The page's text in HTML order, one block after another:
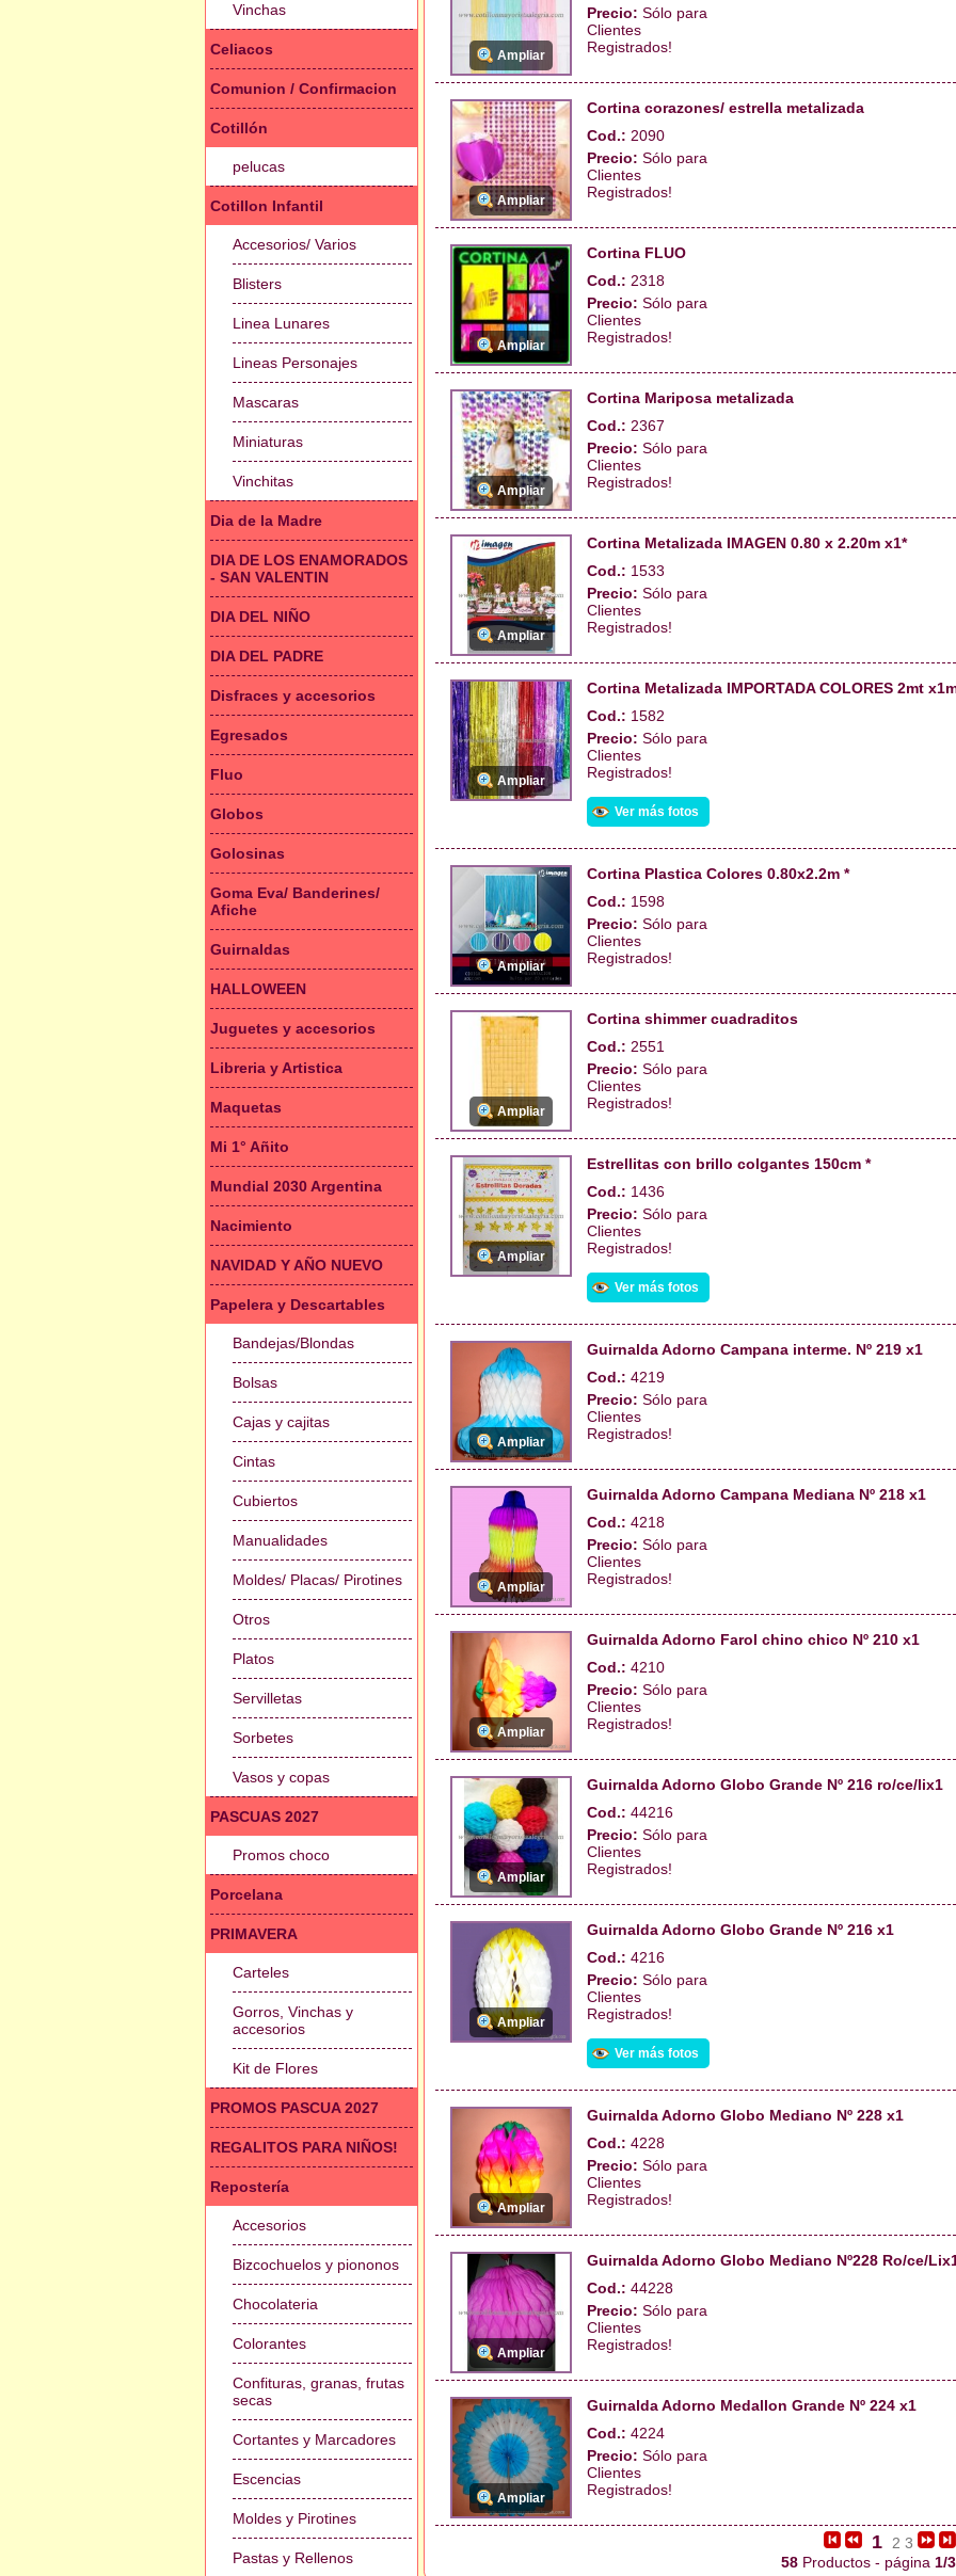
Vinchas
Celiacos
Comunion / Confirmacion
Cotillón
pelucas
Cotillon Infantil
Accesorios/ Varios
Blisters
Linea Lunares
Lineas Personajes
Mascaras
Miniaturas
Vinchitas
Dia de la Madre
DIA DE LOS ENAMORADOS
- SAN VALENTIN
DIA DEL NIÑO
DIA DEL PADRE
Disfraces y accesorios
Egresados
Fluo
Globos
Golosinas
Goma Eva/ Banderines/
Afiche
Guirnaldas
HALLOWEEN
Juguetes y accesorios
Libreria y Artistica
Maquetas
Mi 1° Añito
Mundial 2030 Argentina
Nacimiento
NAVIDAD Y AÑO NUEVO
Papelera y Descartables
Bandejas/Blondas
Bolsas
Cajas y cajitas
Cintas
Cubiertos
Manualidades
Moldes/ Placas/ Pirotines
Otros
Platos
Servilletas
Sorbetes
Vasos y copas
PASCUAS 2027
Promos choco
Porcelana
PRIMAVERA
Carteles
Gorros, Vinchas y
accesorios
Kit de Flores
PROMOS PASCUA 2027
REGALITOS PARA NIÑOS!
Repostería
Accesorios
Bizcochuelos y piononos
Chocolateria
Colorantes
Confituras, granas, frutas
secas
Cortantes y Marcadores
Escencias
Moldes y Pirotines
Pastas y Rellenos
Ampliar
Precio: Sólo para
Clientes
Registrados!
Ampliar
Cortina corazones/ estrella metalizada
Cod.: 2090
Precio: Sólo para
Clientes
Registrados!
Ampliar
Cortina FLUO
Cod.: 2318
Precio: Sólo para
Clientes
Registrados!
Ampliar
Cortina Mariposa metalizada
Cod.: 2367
Precio: Sólo para
Clientes
Registrados!
Ampliar
Cortina Metalizada IMAGEN 0.80 x 2.20m x1*
Cod.: 1533
Precio: Sólo para
Clientes
Registrados!
Ampliar
Cortina Metalizada IMPORTADA COLORES 2mt
Cod.: 1582
Precio: Sólo para
Clientes
Registrados!
Ver más fotos
Ampliar
Cortina Plastica Colores 0.80x2.2m *
Cod.: 1598
Precio: Sólo para
Clientes
Registrados!
Ampliar
Cortina shimmer cuadraditos
Cod.: 2551
Precio: Sólo para
Clientes
Registrados!
Ampliar
Estrellitas con brillo colgantes 150cm *
Cod.: 1436
Precio: Sólo para
Clientes
Registrados!
Ver más fotos
Ampliar
Guirnalda Adorno Campana interme. Nº 219 x1
Cod.: 4219
Precio: Sólo para
Clientes
Registrados!
Ampliar
Guirnalda Adorno Campana Mediana Nº 218 x1
Cod.: 4218
Precio: Sólo para
Clientes
Registrados!
Ampliar
Guirnalda Adorno Farol chino chico Nº 210 x1
Cod.: 4210
Precio: Sólo para
Clientes
Registrados!
Ampliar
Guirnalda Adorno Globo Grande Nº 216 ro/ce/lix1
Cod.: 44216
Precio: Sólo para
Clientes
Registrados!
Ampliar
Guirnalda Adorno Globo Grande Nº 216 x1
Cod.: 4216
Precio: Sólo para
Clientes
Registrados!
Ver más fotos
Ampliar
Guirnalda Adorno Globo Mediano Nº 228 x1
Cod.: 4228
Precio: Sólo para
Clientes
Registrados!
Ampliar
Guirnalda Adorno Globo Mediano Nº228 Ro/ce/
Cod.: 44228
Precio: Sólo para
Clientes
Registrados!
Ampliar
Guirnalda Adorno Medallon Grande Nº 224 x1
Cod.: 4224
Precio: Sólo para
Clientes
Registrados!
1 2 3
58 Productos - página 1/3